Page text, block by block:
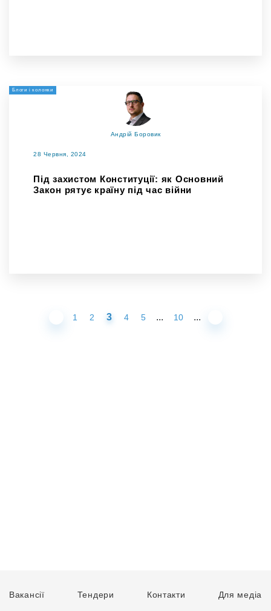
Блоги і колонки
Андрій Боровик
28 Червня, 2024
Під захистом Конституції: як Основний
Закон рятує країну під час війни
1 2 3 4 5 ... 10 ...
Вакансії Тендери Контакти Для медіа